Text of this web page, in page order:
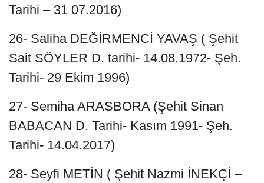
Tarihi – 31 07.2016)
26- Saliha DEĞİRMENCİ YAVAŞ ( Şehit
Sait SÖYLER D. tarihi- 14.08.1972- Şeh.
Tarihi- 29 Ekim 1996)
27- Semiha ARASBORA (Şehit Sinan
BABACAN D. Tarihi- Kasım 1991- Şeh.
Tarihi- 14.04.2017)
28- Seyfi METİN ( Şehit Nazmi İNEKÇİ –